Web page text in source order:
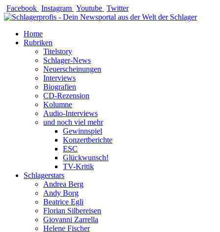
Zum
Inhalt
Facebook Instagram Youtube Twitter
Home
Rubriken
Titelstory
Schlager-News
Neuerscheinungen
Interviews
Biografien
CD-Rezension
Kolumne
Audio-Interviews
und noch viel mehr
Gewinnspiel
Konzertberichte
ESC
Glückwunsch!
TV-Kritik
Schlagerstars
Andrea Berg
Andy Borg
Beatrice Egli
Florian Silbereisen
Giovanni Zarrella
Helene Fischer